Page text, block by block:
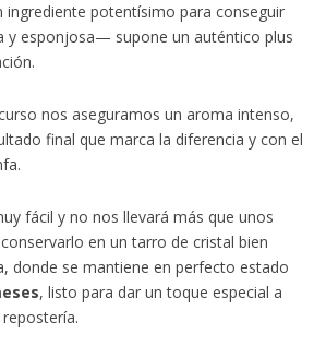
potentísimo para conseguir
y esponjosa— supone un auténtico plus
nos aseguramos un aroma intenso,
final que marca la diferencia y con el
fácil y no nos llevará más que unos
en un tarro de cristal bien
donde se mantiene en perfecto estado
, listo para dar un toque especial a